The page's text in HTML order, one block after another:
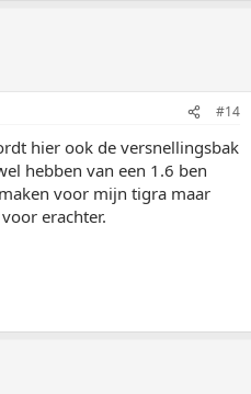
#14
hier ook de versnellingsbak
hebben van een 1.6 ben
voor mijn tigra maar
erachter.